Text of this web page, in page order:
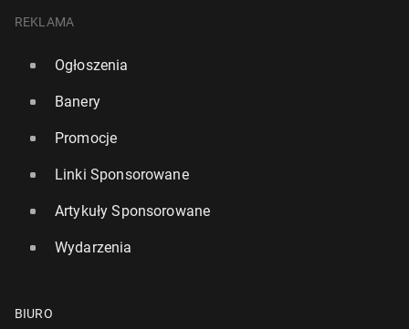
REKLAMA
Ogłoszenia
Banery
Promocje
Linki Sponsorowane
Artykuły Sponsorowane
Wydarzenia
BIURO